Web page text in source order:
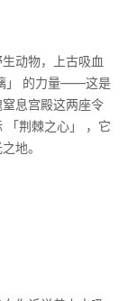
动物，上古吸血
」 的力量——这是
息宫殿这两座令
「荆棘之心」 ，它
地。